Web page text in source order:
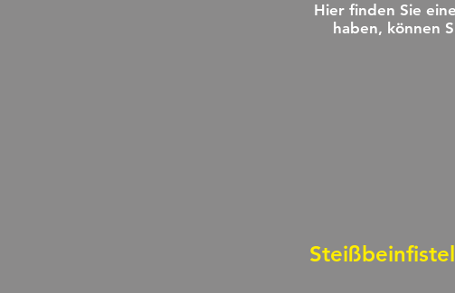
Hier finden Sie
haben, können
Steißbeinfistel